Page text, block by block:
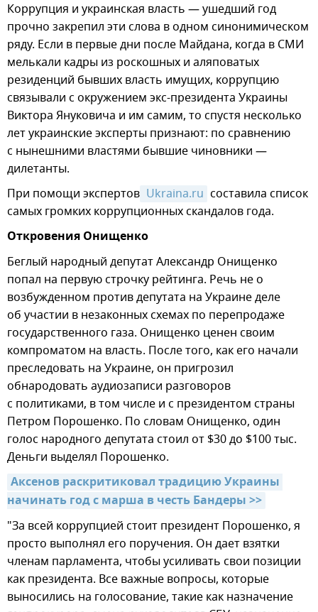
Коррупция и украинская власть — ушедший год
прочно закрепил эти слова в одном синонимическом
ряду. Если в первые дни после Майдана, когда в СМИ
мелькали кадры из роскошных и аляповатых
резиденций бывших власть имущих, коррупцию
связывали с окружением экс-президента Украины
Виктора Януковича и им самим, то спустя несколько
лет украинские эксперты признают: по сравнению
с нынешними властями бывшие чиновники —
дилетанты.
При помощи экспертов Ukraina.ru составила список
самых громких коррупционных скандалов года.
Откровения Онищенко
Беглый народный депутат Александр Онищенко
попал на первую строчку рейтинга. Речь не о
возбужденном против депутата на Украине деле
об участии в незаконных схемах по перепродаже
государственного газа. Онищенко ценен своим
компроматом на власть. После того, как его начали
преследовать на Украине, он пригрозил
обнародовать аудиозаписи разговоров
с политиками, в том числе и с президентом страны
Петром Порошенко. По словам Онищенко, один
голос народного депутата стоил от $30 до $100 тыс.
Деньги выделял Порошенко.
Аксенов раскритиковал традицию Украины
начинать год с марша в честь Бандеры >>
"За всей коррупцией стоит президент Порошенко, я
просто выполнял его поручения. Он дает взятки
членам парламента, чтобы усиливать свои позиции
как президента. Все важные вопросы, которые
выносились на голосование, такие как назначение